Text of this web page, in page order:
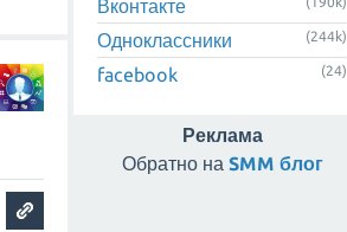
Вконтакте
Одноклассники (244k)
facebook (24)
Реклама
Обратно на SMM блог